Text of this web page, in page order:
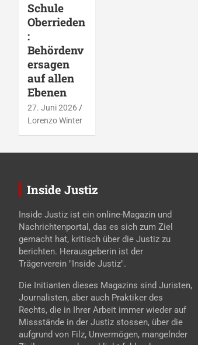
Schule
Oberrieden
:
Behördenv
ersagen
auf allen
Ebenen
27. Juni 2026
Lorenzo Winter
Inside Justiz
Inside Justiz ist ein online-Magazin und
Nachrichtenportal, das es sich zum Ziel
gemacht hat, kritisch über die Justiz zu
berichten. Herausgeberin ist der
Trägerverein "Inside Justiz".
Die Initianten dieses Magazins sind Juristen,
Journalisten, aber auch Praktiker des
Rechts, die in Ihrer Arbeit immer wieder auf
Missstände in der Justiz stossen, über die
aufgrund von Filz, Unvermögen, mangelnder